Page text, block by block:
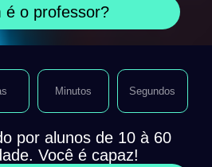
é o professor?
por alunos de 10 à 60
Você é capaz!
Minutos Segundos